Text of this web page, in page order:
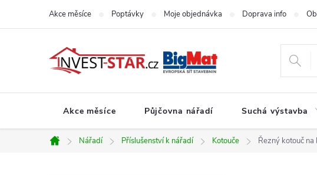
Akce měsíce Poptávky Moje objednávka Doprava info
Akce měsíce Půjčovna nářadí Suchá výstavba
Domů
Nářadí Příslušenství k nářadí Kotouče Řezný kotouč